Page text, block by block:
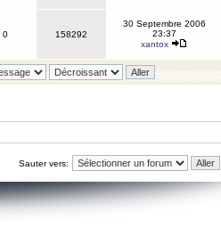
0 158292
30 Septembre 2006
23:37
xantox
Sauter vers: